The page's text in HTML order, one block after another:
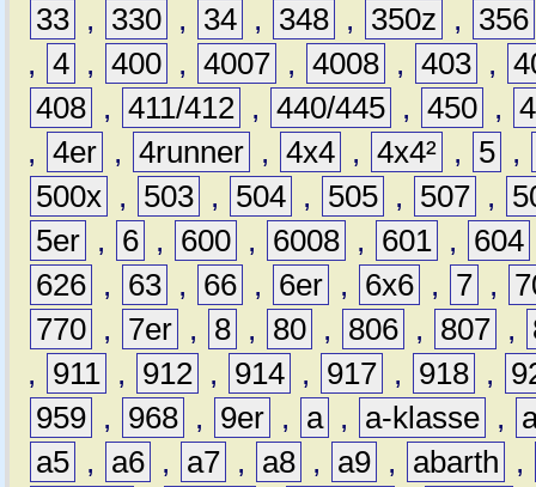
33 , 330 , 34 , 348 , 350z ,
356
, 4 , 400 , 4007 , 4008 , 403 ,
408 , 411/412 , 440/445 , 450 ,
, 4er , 4runner , 4x4 , 4x4² , 5 ,
500x , 503 , 504 , 505 , 507 ,
5er , 6 , 600 , 6008 , 601 , 604
626 , 63 , 66 , 6er , 6x6 , 7 ,
770 , 7er , 8 , 80 , 806 , 807 ,
,
911 , 912 , 914 , 917 , 918 ,
959 , 968 , 9er , a , a-klasse ,
a5 , a6 , a7 , a8 , a9 , abarth
,